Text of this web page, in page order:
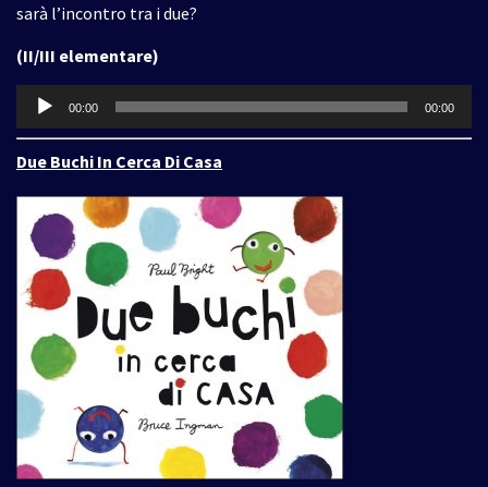
sarà l’incontro tra i due?
(II/III elementare)
Audio
Player
00:00 00:00
Due Buchi In Cerca Di Casa